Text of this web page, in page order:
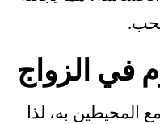
في الزواج
المحيطين به، لذا